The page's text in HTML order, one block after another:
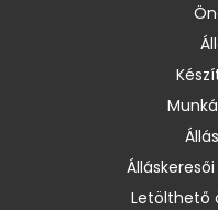
Letölthető